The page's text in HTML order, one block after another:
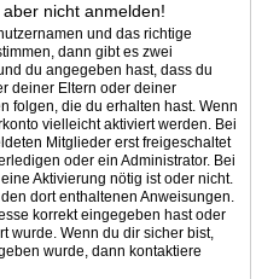
nicht anmelden!
und das richtige
dann gibt es zwei
du angegeben hast, dass du
deiner Eltern oder deiner
folgen, die du erhalten hast. Wenn
vielleicht aktiviert werden. Bei
Mitglieder erst freigeschaltet
oder ein Administrator. Bei
Aktivierung nötig ist oder nicht.
dort enthaltenen Anweisungen.
korrekt eingegeben hast oder
wurde. Wenn du dir sicher bist,
wurde, dann kontaktiere